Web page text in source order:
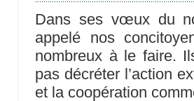
Dans ses vœux du
appelé nos
nombreux à le faire.
pas décréter l’action
et la coopération